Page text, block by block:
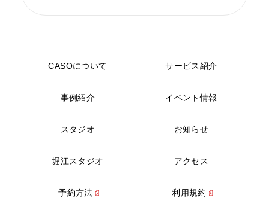
CASOについて サービス紹介
事例紹介 イベント情報
スタジオ お知らせ
堀江スタジオ アクセス
予約方法 利用規約